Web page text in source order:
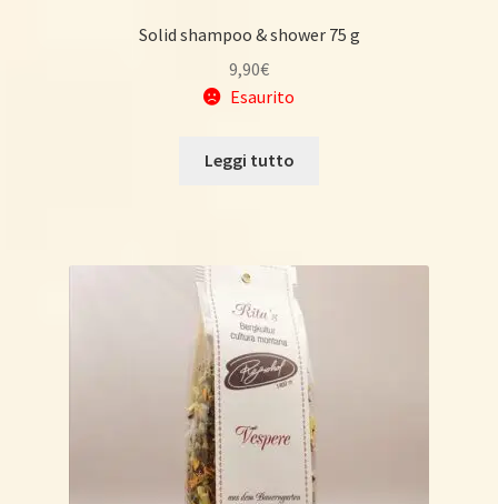
Solid shampoo & shower 75 g
9,90€
Esaurito
Leggi tutto